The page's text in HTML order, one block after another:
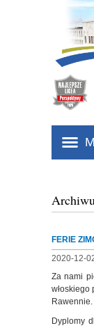
FERIE
2020-12-
Za nami
włoskiego
Rawennie.
Dyplomy